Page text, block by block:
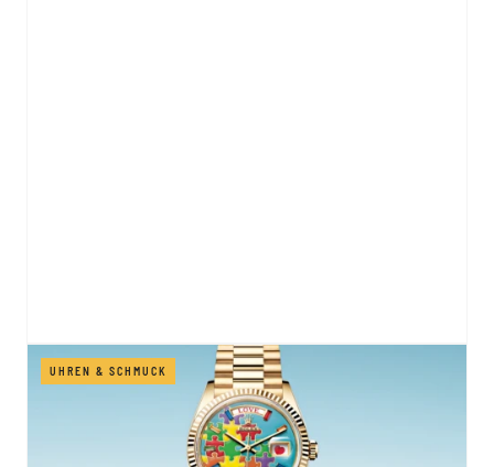
UHREN & SCHMUCK